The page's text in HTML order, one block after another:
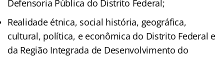
Defensoria Pública do Distrito Federal;
Realidade étnica, social história, geográfica,
cultural, política, e econômica do Distrito Federal e
da Região Integrada de Desenvolvimento do